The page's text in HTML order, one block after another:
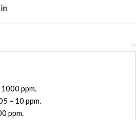
ppm.
– 10 ppm.
ppm.